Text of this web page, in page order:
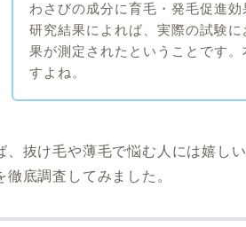
わさびの成分に育毛・発毛促進効
研究結果によれば、実際の試験
果が測定されたということです
すよね。
、抜け毛や薄毛で悩む人には嬉し
徹底調査してみました。